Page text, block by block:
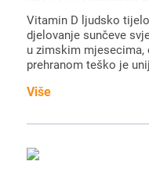
Vitamin D ljudsko
djelovanje sunčeve
u zimskim mjesecima,
prehranom teško je
Više